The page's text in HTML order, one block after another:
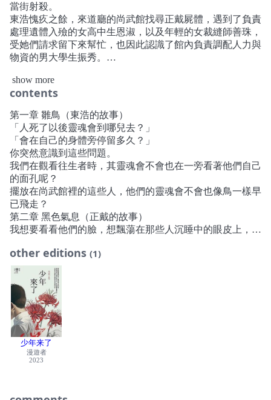
當街射殺。
東浩愧疚之餘，來道廳的尚武館找尋正戴屍體，遇到了負責
處理遺體入殮的女高中生恩淑，以及年輕的女裁縫師善珠，
受她們請求留下來幫忙，也因此認識了館內負責調配人力與
物資的男大學生振秀。
自責。幾天後，軍方即將攻入道廳的那晚，東浩下定決心要
堅守到最後……
到底為什麼他死了，我卻還活著？
因為處理過屍體、從此無法再吃肉的恩淑；在拘留所遭遇非
人對待的大學生振秀；背負著入獄汙點、把自己封閉起來的
善珠；未能即時勸說兒子東浩回家的母親，他們剩餘的人生
從此都懷抱愧疚，懷念著那名鼓起勇氣迎向軍隊的少年……
show more
contents
第一章 雛鳥（東浩的故事）
「人死了以後靈魂會到哪兒去？」
「會在自己的身體旁停留多久？」
你突然意識到這些問題。
我們在觀看往生者時，其靈魂會不會也在一旁看著他們自己
的面孔呢？
擺放在尚武館裡的這些人，他們的靈魂會不會也像鳥一樣早
已飛走？
第二章 黑色氣息（正戴的故事）
我想要看看他們的臉，想飄蕩在那些人沉睡中的眼皮上，想
蕩，直到他們在噩夢中看見我那流血的雙眼，直到他們聽見
我的聲音，到底為什麼要對我開槍、為什麼要殺我。
第三章 七記耳光（恩淑的故事）
在你死後，我沒能為你舉行葬禮，導致我的人生成了一場葬
禮。
就在你被防水毛布包裹、被垃圾車載走以後，
在無法原諒的水柱從噴水池裡躍然而出之後，
到處都亮起了寺院燈火。
在春天盛開的花朵裡；在雪花裡；在日復一日的黑夜裡；
所以說，人類的本質其實是殘忍的，是嗎？我們只是經歷了
other editions (1)
少年来了
漫遊者
2023